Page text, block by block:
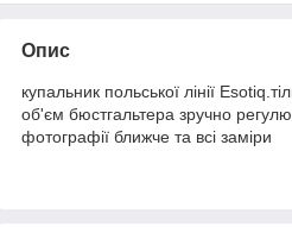
Опис
купальник польської лінії
об'єм бюстгальтера зручно
фотографії ближче та всі заміри